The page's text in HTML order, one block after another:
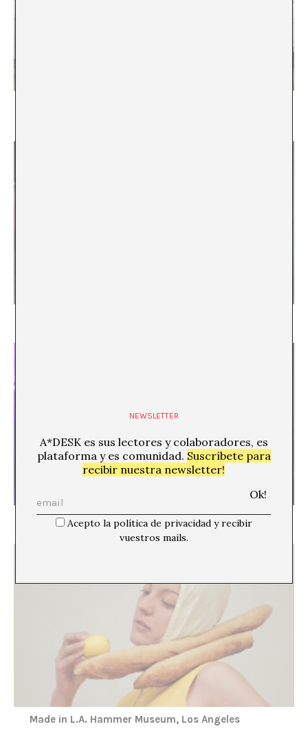
El formalismo de Lizzie Fitch & Ryan Trecartin
Made in L.A. Hammer Museum, Los Angeles
NEWSLETTER
A*DESK es sus lectores y colaboradores, es
plataforma y es comunidad. Suscríbete para
recibir nuestra newsletter!
Acepto la política de privacidad y recibir
vuestros mails.